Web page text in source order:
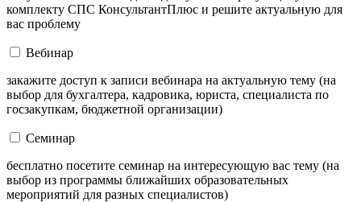
комплекту СПС КонсультантПлюс и решите актуальную для
вас проблему
Вебинар
закажите доступ к записи вебинара на актуальную тему (на
выбор для бухгалтера, кадровика, юриста, специалиста по
госзакупкам, бюджетной организации)
Семинар
бесплатно посетите семинар на интересующую вас тему (на
выбор из программы ближайших образовательных
мероприятий для разных специалистов)